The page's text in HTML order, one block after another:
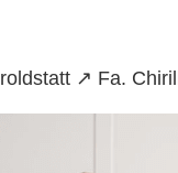
↗️ Fa.